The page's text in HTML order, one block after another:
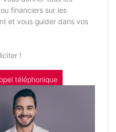
financiers sur les
et vous guider dans vos
!
téléphonique